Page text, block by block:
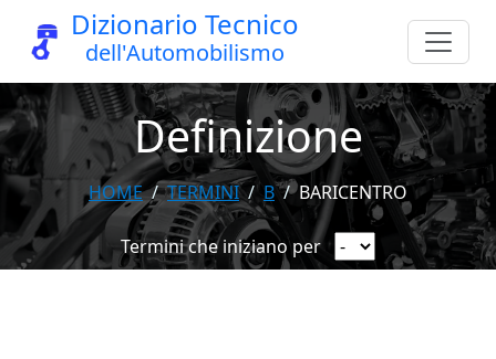
Dizionario Tecnico
dell'Automobilismo
Definizione
HOME TERMINI B BARICENTRO
Termini che iniziano per